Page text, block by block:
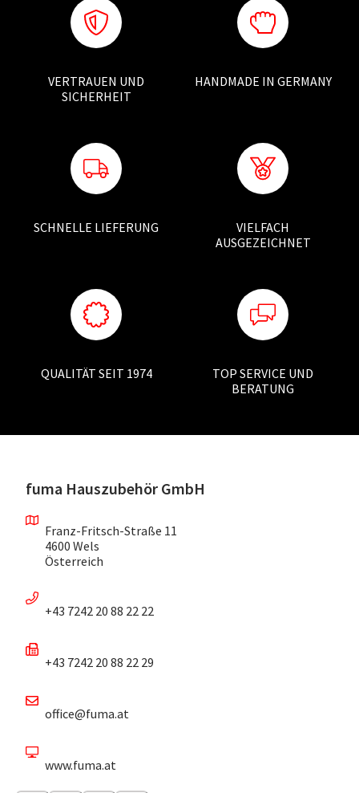
VERTRAUEN UND
SICHERHEIT
HANDMADE IN GERMANY
SCHNELLE LIEFERUNG
VIELFACH
AUSGEZEICHNET
QUALITÄT SEIT 1974
TOP SERVICE UND
BERATUNG
fuma Hauszubehör GmbH
Franz-Fritsch-Straße 11
4600 Wels
Österreich
+43 7242 20 88 22 22
+43 7242 20 88 22 29
office@fuma.at
www.fuma.at